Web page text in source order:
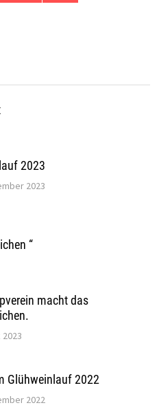
2023
2023
“
macht das
2023
Glühweinlauf 2022
2022